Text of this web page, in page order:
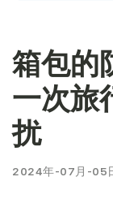
箱包的
一次旅
扰
2024年-07月-05